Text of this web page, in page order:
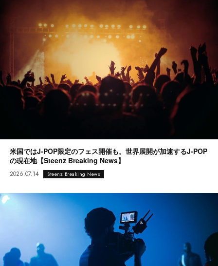
米国ではJ-POP限定のフェス開催も。世界展開が加速するJ-POP
の現在地【Steenz Breaking News】
2026.07.14 Steenz Breaking News